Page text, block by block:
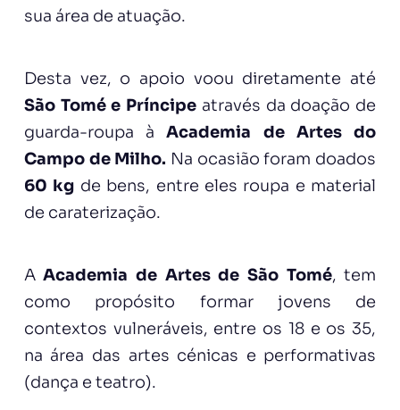
sua área de atuação.
Desta vez, o apoio voou diretamente até
São Tomé e Príncipe através da doação de
guarda-roupa àAcademia de Artes do
Campo de Milho. Na ocasião foram doados
60 kg de bens, entre eles roupa e material
de caraterização.
AAcademia de Artes de São Tomé, tem
como propósito formar jovens de
contextos vulneráveis, entre os 18 e os 35,
na área das artes cénicas e performativas
(dança e teatro).